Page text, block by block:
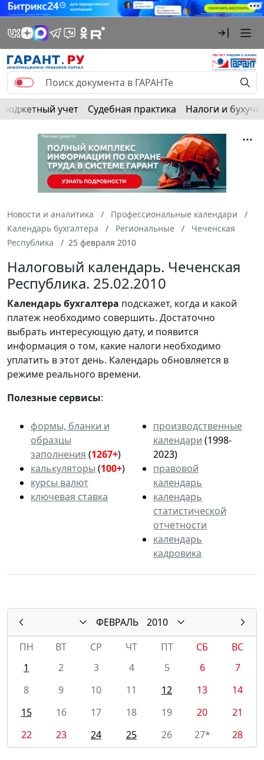
Бюджетный учет Судебная практика Налоги и
Новости и аналитика
Профессиональные календари
Календарь бухгалтера
Региональные
Чеченская
Республика
25 февраля 2010
Налоговый календарь. Чеченская
Республика. 25.02.2010
Календарьбухгалтера подскажет, когда и какой
платеж необходимо совершить. Достаточно
выбрать интересующую дату, и появится
информация о том, какие налоги необходимо
уплатить в этот день. Календарь обновляется в
режиме реального времени.
Полезные сервисы:
формы, бланки и
образцы
заполнения (1267+)
калькуляторы (100+)
курсы валют
ключевая ставка
производственные
календари (1998-
2023)
правовой
календарь
календарь
статистической
отчетности
календарь
кадровика
ФЕВРАЛЬ
2010
ПН
ВТ СР ЧТ ПТ СБ
ВС
1
2 3 4 5 6
7
8
9 10 11 12 13
14
15
16 17 18 19 20
21
22
23 24 25 26 27* 28